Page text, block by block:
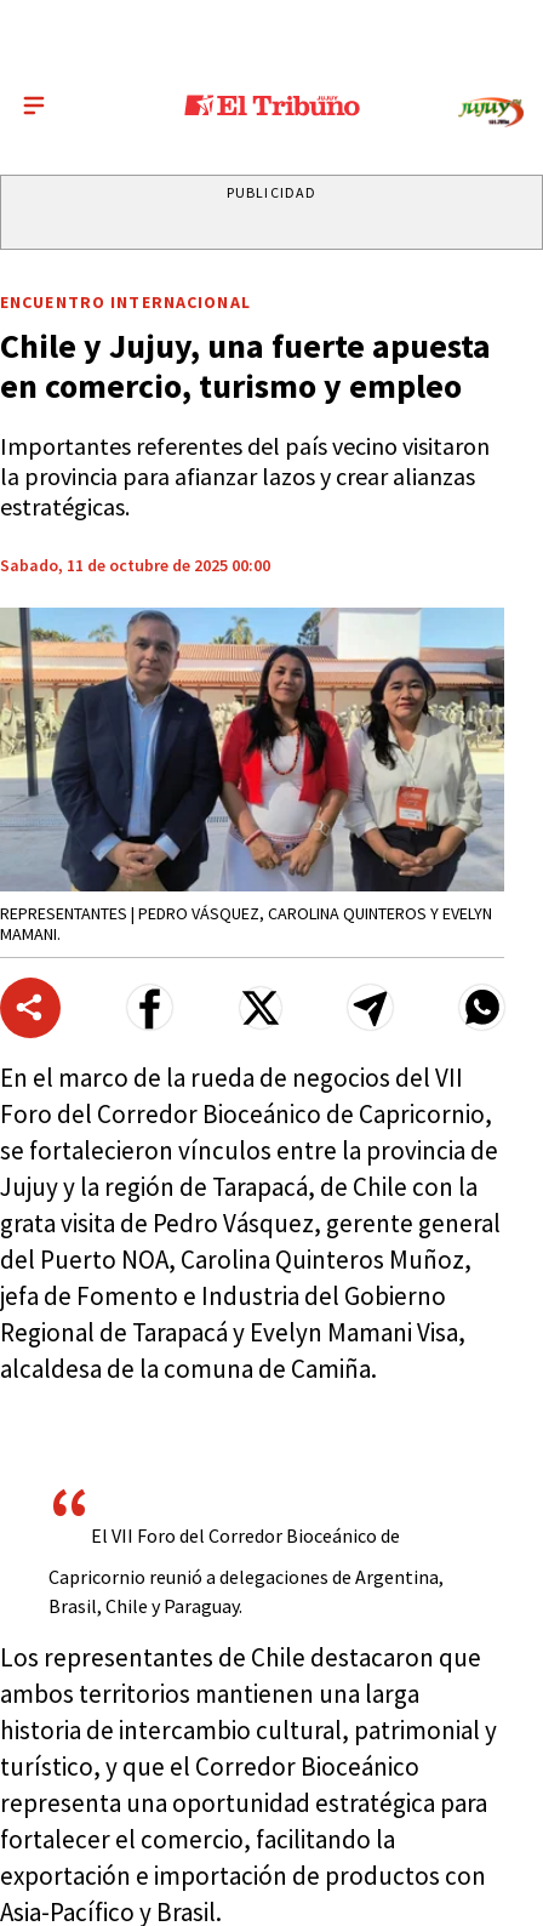
PUBLICIDAD
ENCUENTRO INTERNACIONAL
Chile y Jujuy, una fuerte apuesta
en comercio, turismo y empleo
Importantes referentes del país vecino visitaron
la provincia para afianzar lazos y crear alianzas
estratégicas.
Sabado, 11 de octubre de 2025 00:00
REPRESENTANTES | PEDRO VÁSQUEZ, CAROLINA QUINTEROS Y EVELYN
MAMANI.
En el marco de la rueda de negocios del VII
Foro del Corredor Bioceánico de Capricornio,
se fortalecieron vínculos entre la provincia de
Jujuy y la región de Tarapacá, de Chile con la
grata visita de Pedro Vásquez, gerente general
del Puerto NOA, Carolina Quinteros Muñoz,
jefa de Fomento e Industria del Gobierno
Regional de Tarapacá y Evelyn Mamani Visa,
alcaldesa de la comuna de Camiña.
El VII Foro del Corredor Bioceánico de
Capricornio reunió a delegaciones de Argentina,
Brasil, Chile y Paraguay.
Los representantes de Chile destacaron que
ambos territorios mantienen una larga
historia de intercambio cultural, patrimonial y
turístico, y que el Corredor Bioceánico
representa una oportunidad estratégica para
fortalecer el comercio, facilitando la
exportación e importación de productos con
Asia-Pacífico y Brasil.